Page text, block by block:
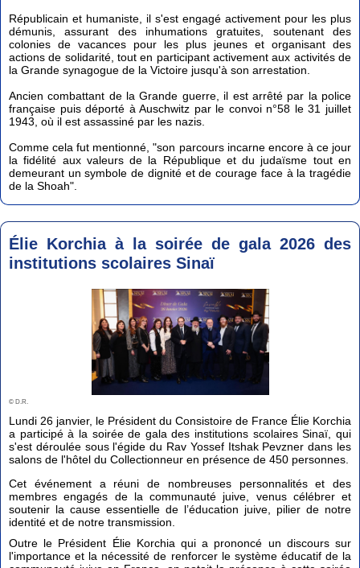
Républicain et humaniste, il s'est engagé activement pour les plus
démunis, assurant des inhumations gratuites, soutenant des
colonies de vacances pour les plus jeunes et organisant des
actions de solidarité, tout en participant activement aux activités de
la Grande synagogue de la Victoire jusqu'à son arrestation.
Ancien combattant de la Grande guerre, il est arrêté par la police
française puis déporté à Auschwitz par le convoi n°58 le 31 juillet
1943, où il est assassiné par les nazis.
Comme cela fut mentionné, "son parcours incarne encore à ce jour
la fidélité aux valeurs de la République et du judaïsme tout en
demeurant un symbole de dignité et de courage face à la tragédie
de la Shoah".
Élie Korchia à la soirée de gala 2026 des
institutions scolaires Sinaï
© D.R.
Lundi 26 janvier, le Président du Consistoire de France Élie Korchia
a participé à la soirée de gala des institutions scolaires Sinaï, qui
s'est déroulée sous l'égide du Rav Yossef Itshak Pevzner dans les
salons de l'hôtel du Collectionneur en présence de 450 personnes.
Cet événement a réuni de nombreuses personnalités et des
membres engagés de la communauté juive, venus célébrer et
soutenir la cause essentielle de l’éducation juive, pilier de notre
identité et de notre transmission.
Outre le Président Élie Korchia qui a prononcé un discours sur
l'importance et la nécessité de renforcer le système éducatif de la